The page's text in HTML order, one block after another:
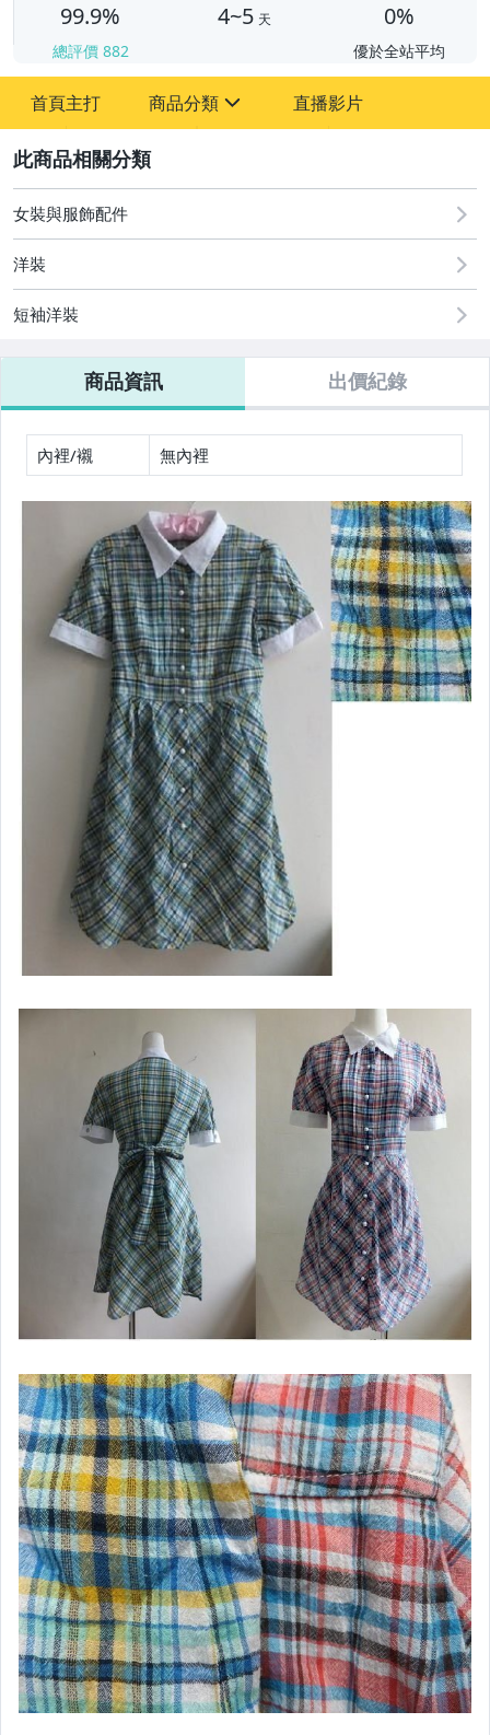
99.9%
總評價 882
4~5 天 0%
優於全站平均
首頁主打 商品分類
嬰幼兒與孕婦
圖書/影音/文具
女裝與服飾配件
美容保養與彩妝
女包精品與女鞋
運動、戶外與休閒
直播影片
女裝與服飾配件
洋裝
短袖洋裝
商品資訊 出價紀錄
內裡/襯 無內裡